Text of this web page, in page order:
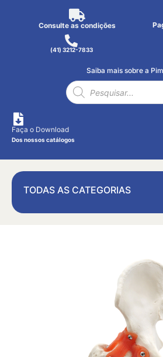
Consulte as condições
(41) 3212-7833
Saiba mais sobre a
Faça o Download
Dos nossos catálogos
TODAS AS CATEGORIAS